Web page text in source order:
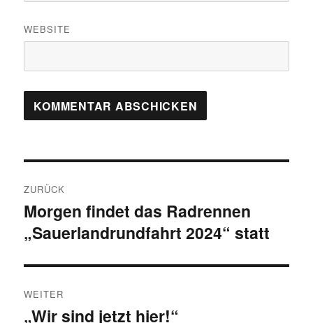
WEBSITE
ZURÜCK
Vorheriger
Beitrag:
Morgen findet das Radrennen
„Sauerlandrundfahrt 2024“ statt
WEITER
Nächster
„Wir sind jetzt hier!“